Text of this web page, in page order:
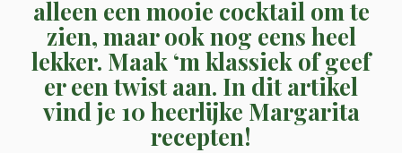
alleen een mooie cocktail om te
zien, maar ook nog eens heel
lekker. Maak ‘m klassiek of geef
er een twist aan. In dit artikel
vind je 10 heerlijke Margarita
recepten!